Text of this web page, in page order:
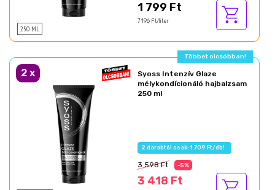
250 ML
1 799 Ft
7 196 Ft/liter
Többet olcsóbban!
2 x
Syoss Intenzív Glaze
mélykondícionáló hajbalzsam
250 ml
2 darabtól csak: 1 709 Ft/db!
3 598 Ft -5%
3 418 Ft